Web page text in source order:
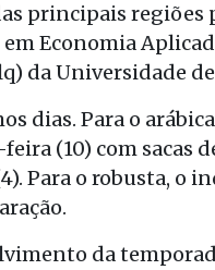
principais regiões
Economia
da Universidade de
dias. Para o
(10) com sacas
Para o robusta, o
da